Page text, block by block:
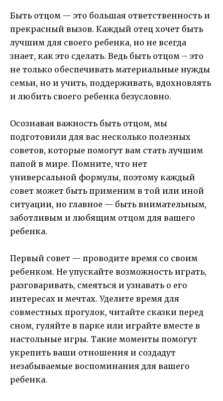
Быть отцом — это большая ответственность и
прекрасный вызов. Каждый отец хочет быть
лучшим для своего ребенка, но не всегда
знает, как это сделать. Ведь быть отцом – это
не только обеспечивать материальные нужды
семьи, но и учить, поддерживать, вдохновлять
и любить своего ребенка безусловно.
Осознавая важность быть отцом, мы
подготовили для вас несколько полезных
советов, которые помогут вам стать лучшим
папой в мире. Помните, что нет
универсальной формулы, поэтому каждый
совет может быть применим в той или иной
ситуации, но главное — быть внимательным,
заботливым и любящим отцом для вашего
ребенка.
Первый совет — проводите время со своим
ребенком. Не упускайте возможность играть,
разговаривать, смеяться и узнавать о его
интересах и мечтах. Уделите время для
совместных прогулок, читайте сказки перед
сном, гуляйте в парке или играйте вместе в
настольные игры. Такие моменты помогут
укрепить ваши отношения и создадут
незабываемые воспоминания для вашего
ребенка.